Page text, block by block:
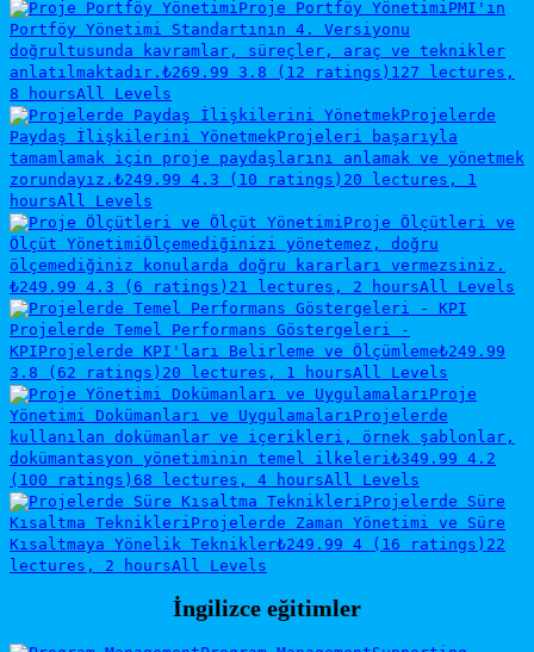
Proje Portföy Yönetimi PMI'ın
Portföy Yönetimi Standartının 4. Versiyonu
doğrultusunda kavramlar, süreçler, araç ve teknikler
anlatılmaktadır. ₺269.99 3.8 (12 ratings) 127 lectures,
8 hoursAll Levels
Projelerde
Paydaş İlişkilerini YönetmekProjeleri başarıyla
tamamlamak için proje paydaşlarını anlamak ve yönetmek
zorundayız. ₺249.99 4.3 (10 ratings) 20 lectures, 1
hoursAll Levels
Proje Ölçütleri ve
Ölçüt Yönetimi Ölçemediğinizi yönetemez, doğru
ölçemediğiniz konularda doğru kararları vermezsiniz.
₺249.99 4.3 (6 ratings) 21 lectures, 2 hoursAll Levels
Projelerde Temel Performans Göstergeleri -
KPIProjelerde KPI'ları Belirleme ve Ölçümleme₺249.99
3.8 (62 ratings) 20 lectures, 1 hoursAll Levels
Proje
Yönetimi Dokümanları ve Uygulamaları Projelerde
kullanılan dokümanlar ve içerikleri, örnek şablonlar,
dokümantasyon yönetiminin temel ilkeleri ₺349.99 4.2
(100 ratings) 68 lectures, 4 hoursAll Levels
Projelerde Süre
Kısaltma Teknikleri Projelerde Zaman Yönetimi ve Süre
Kısaltmaya Yönelik Teknikler₺249.99 4 (16 ratings) 22
lectures, 2 hoursAll Levels
İngilizce eğitimler